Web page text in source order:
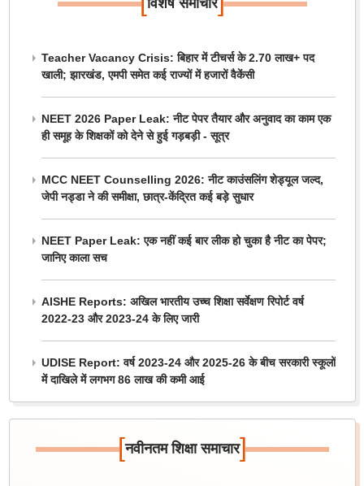
विशेष समाचार
Teacher Vacancy Crisis: बिहार में टीचर्स के 2.70 लाख+ पद
खाली; झारखंड, एमपी समेत कई राज्यों में हजारों वैकेंसी
NEET 2026 Paper Leak: नीट पेपर तैयार और अनुवाद का काम एक
ही समूह के शिक्षकों को देने से हुई गड़बड़ी - सूत्र
MCC NEET Counselling 2026: नीट काउंसलिंग शेड्यूल जल्द,
जेपी नड्डा ने की समीक्षा, छात्र-केंद्रित कई बड़े सुधार
NEET Paper Leak: एक नहीं कई बार लीक हो चुका है नीट का पेपर;
जानिए काला सच
AISHE Reports: अखिल भारतीय उच्च शिक्षा सर्वेक्षण रिपोर्ट वर्ष
2022-23 और 2023-24 के लिए जारी
UDISE Report: वर्ष 2023-24 और 2025-26 के बीच सरकारी स्कूलों
में दाखिले में लगभग 86 लाख की कमी आई
[नवीनतम शिक्षा समाचार]